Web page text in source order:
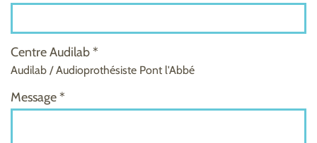
Centre Audilab *
Audilab / Audioprothésiste Pont l'Abbé
Message *